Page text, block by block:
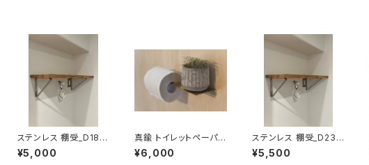
ステンレス 棚受_D180
mm
¥5,000
真鍮 トイレットペーパー
ホルダー 左
¥6,000
ステンレス 棚受_D230
mm
¥5,500